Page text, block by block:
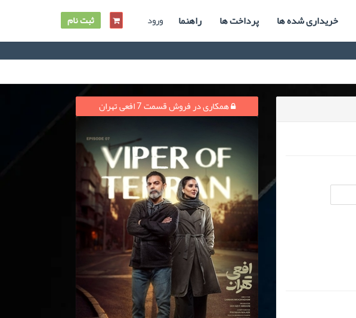
خریداری شده ها پرداخت ها راهنما ورود ثبت نام
همکاری در فروش قسمت 7 افعی تهران